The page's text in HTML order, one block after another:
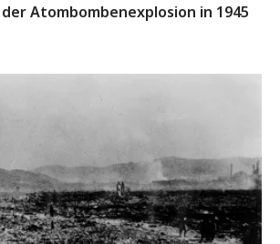
Atombombenexplosion in 1945